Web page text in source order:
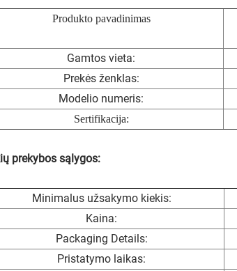
Produkto pavadinimas
Gamtos vieta:
Prekės ženklas:
Modelio numeris:
Sertifikacija:
prekybos sąlygos:
Minimalus užsakymo kiekis:
Kaina:
Packaging Details:
Pristatymo laikas: